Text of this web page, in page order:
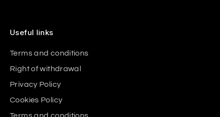
Useful links
Terms and conditions
Right of withdrawal
Privacy Policy
Cookies Policy
Terms and conditions